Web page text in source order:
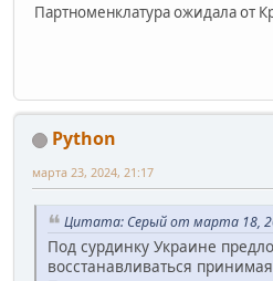
Партноменклатура ожидала от
Python
марта 23, 2024, 21:17
Цитата: Серый от марта 18,
Под сурдинку Украине
восстанавливаться